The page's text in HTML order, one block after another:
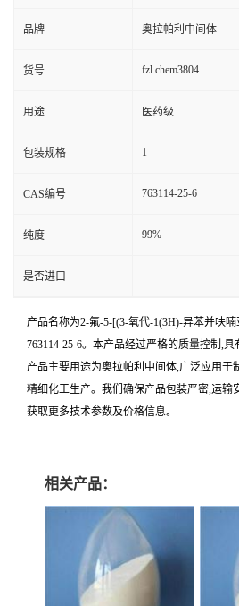
品牌 奥拉帕利中间体
货号 fzl chem3804
用途 医药级
包装规格 1
CAS编号 763114-25-6
纯度 99%
是否进口
产品名称为2-氟-5-[(3-氧代-1(3H)-异苯并呋
763114-25-6。本产品经过严格的质量控制,
产品主要用途为奥拉帕利中间体,广泛应用于
精细化工生产。我们确保产品包装严密,运输
获取更多技术参数及价格信息。
相关产品：